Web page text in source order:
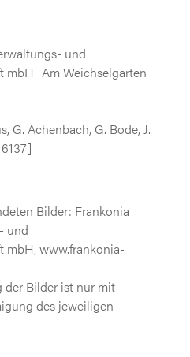
und
mbH Am Weichselgarten
G. Achenbach, G. Bode, J.
Bilder: Frankonia
und
mbH, www.frankonia-
der Bilder ist nur mit
des jeweiligen